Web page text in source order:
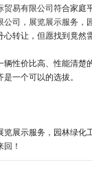
贸易有限公司符合家庭
公司，展览展示服务，
心转让，但愿找到竟然
辆性价比高、性能清楚
一个可以的选拔。
览展示服务，园林绿化
！